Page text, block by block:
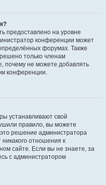
предоставлено на уровне
конференции может
форумах. Также
только членам
почему не можете добавлять
конференции.
устанавливают свой
правило, вы можете
решение администратора
отношения к
сайте. Если вы не знаете, за
с администратором